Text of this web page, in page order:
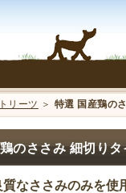
リーツ ＞ 特選 国産鶏の
のささみ 細切りタ
質なささみのみを